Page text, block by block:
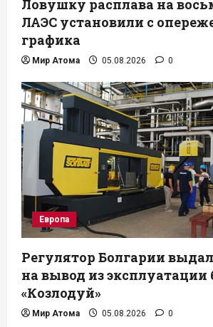
Ловушку расплава на
ЛАЭС установили с
графика
Мир Атома 05.08.2026 0
Европа
Регулятор Болгарии
на вывод из эксплуатации
«Козлодуй»
Мир Атома 05.08.2026 0